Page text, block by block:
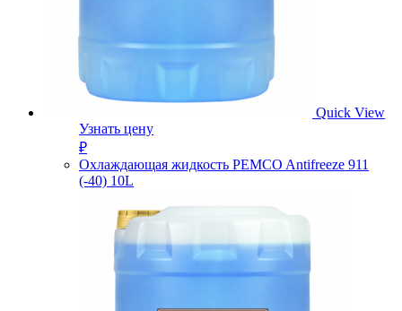
Quick View
Узнать цену
₽
Охлаждающая жидкость PEMCO Antifreeze 911
(-40) 10L